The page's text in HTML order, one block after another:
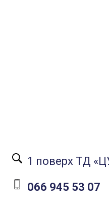
1 поверх ТД
066 945 53 07